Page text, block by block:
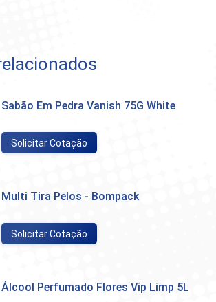
Sabão Em Pedra Vanish 75G White
Solicitar Cotação
Multi Tira Pelos - Bompack
Solicitar Cotação
Álcool Perfumado Flores Vip Limp 5L